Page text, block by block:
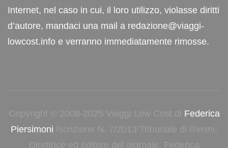
Internet, nel caso in cui, il loro utilizzo, violasse diritti
d’autore, mandaci una mail a redazione@viaggi-
lowcost.info e verranno immediatamente rimosse.
Copyright © 2008-2025 Viaggi Low Cost di Federica
Piersimoni Iscrizione N. 7/2013 Tribunale di Rimini.
Direttrice ed editore del giornale, Federica